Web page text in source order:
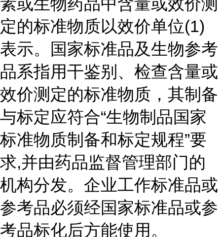
定的标准物质以效价单位(1)
表示。国家标准品及生物参考
品系指用干鉴别、检查含量或
效价测定的标准物质，其制备
与标定应符合“生物制品国家
标准物质制备和标定规程”要
求,并由药品监督管理部门的
机构分发。企业工作标准品或
参考品必须经国家标准品或参
考品标化后方能使用。